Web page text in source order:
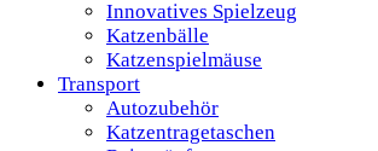
Innovatives Spielzeug
Katzenbälle
Katzenspielmäuse
Transport
Autozubehör
Katzentragetaschen